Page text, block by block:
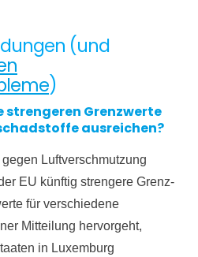
(und
)
strengeren Grenzwerte
ausreichen?
gegen Luftverschmutzung
EU künftig strengere Grenz-
für verschiedene
Mitteilung hervorgeht,
in Luxemburg